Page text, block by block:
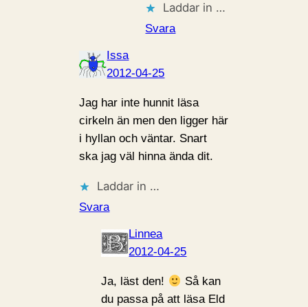
Laddar in …
Svara
Issa
2012-04-25
Jag har inte hunnit läsa
cirkeln än men den ligger här
i hyllan och väntar. Snart
ska jag väl hinna ända dit.
Laddar in …
Svara
Linnea
2012-04-25
Ja, läst den!
Så kan
du passa på att läsa Eld